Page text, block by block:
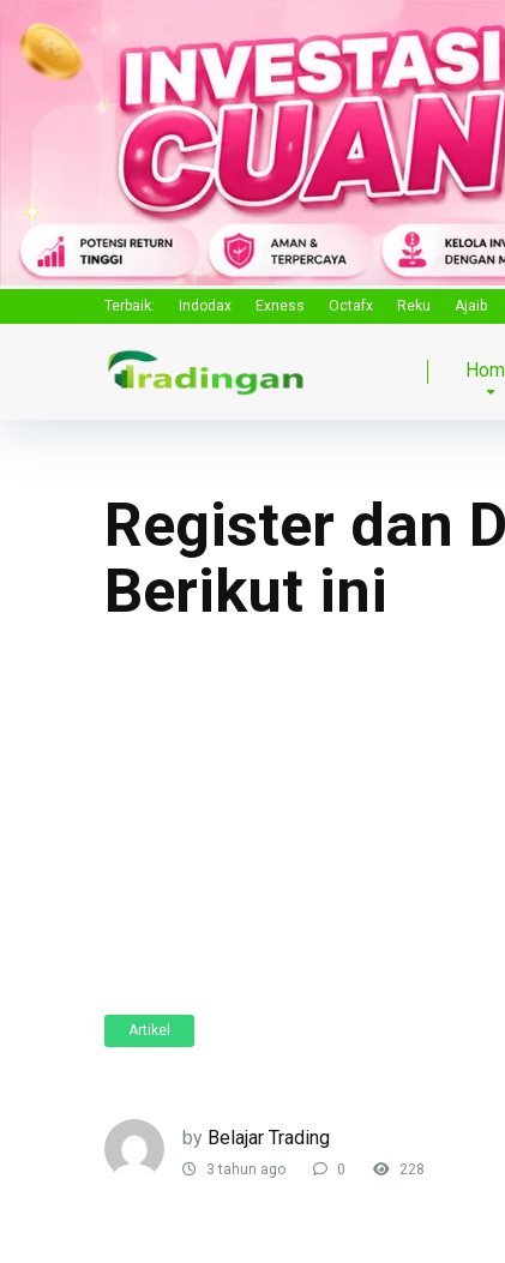
Terbaik: Indodax Exness Octafx Reku Ajaib
Register dan
Berikut ini
Artikel
by Belajar Trading
3 tahun ago 0 228